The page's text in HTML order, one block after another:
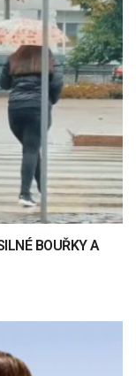
BOUŘKY A